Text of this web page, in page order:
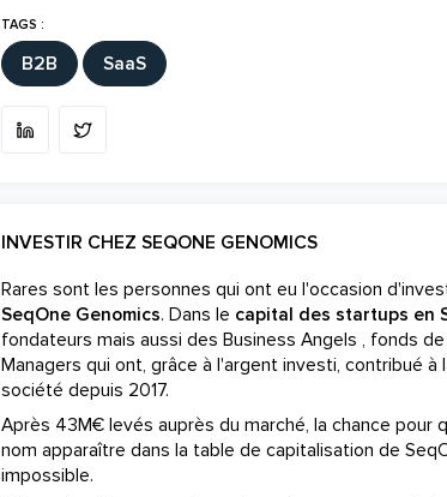
TAGS :
B2B SaaS
INVESTIR CHEZ SEQONE GENOMICS
Rares sont les personnes qui ont eu l'occasion
SeqOne Genomics. Dans le capital des startups en
fondateurs mais aussi des Business Angels , fonds
Managers qui ont, grâce à l'argent investi, contribué
société depuis 2017.
Après 43M€ levés auprès du marché, la chance pour
nom apparaître dans la table de capitalisation de
impossible.